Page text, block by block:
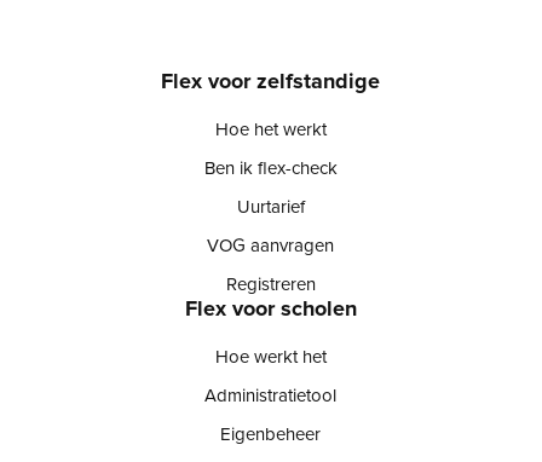
Flex voor zelfstandige
Hoe het werkt
Ben ik flex-check
Uurtarief
VOG aanvragen
Registreren
Flex voor scholen
Hoe werkt het
Administratietool
Eigenbeheer